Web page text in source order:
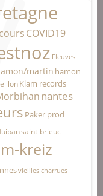
COVID19
Fleuves
martin hamon
Klam records
nantes
Paker prod
saint-brieuc
kreiz
vieilles charrues